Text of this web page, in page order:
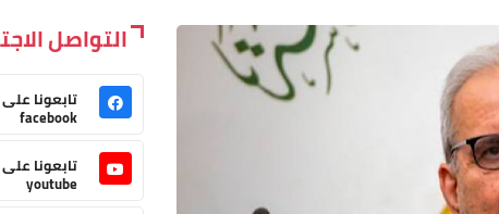
التواصل
تابعونا على
facebook
تابعونا على
youtube